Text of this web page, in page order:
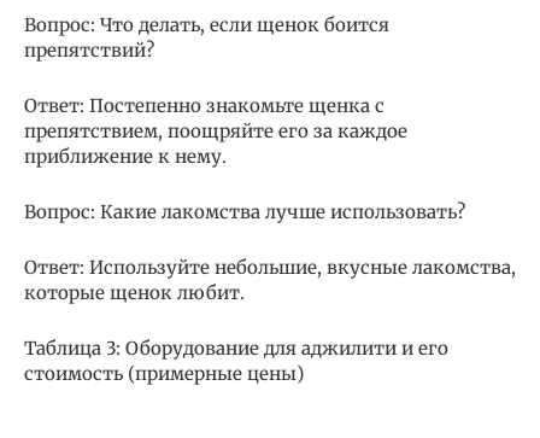
Вопрос: Что делать, если щенок боится
препятствий?
Ответ: Постепенно знакомьте щенка с
препятствием, поощряйте его за каждое
приближение к нему.
Вопрос: Какие лакомства лучше использовать?
Ответ: Используйте небольшие, вкусные лакомства,
которые щенок любит.
Таблица 3: Оборудование для аджилити и его
стоимость (примерные цены)